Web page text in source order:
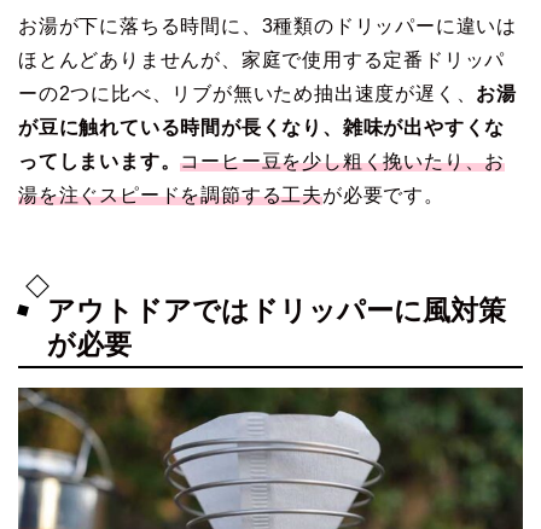
お湯が下に落ちる時間に、3種類のドリッパーに違いは
ほとんどありませんが、家庭で使用する定番ドリッパ
ーの2つに比べ、リブが無いため抽出速度が遅く、 お湯
が豆に触れている時間が長くなり、雑味が出やすくな
ってしまいます。コーヒー豆を少し粗く挽いたり、お
湯を注ぐスピードを調節する工夫が必要です。
アウトドアではドリッパーに風対策
が必要